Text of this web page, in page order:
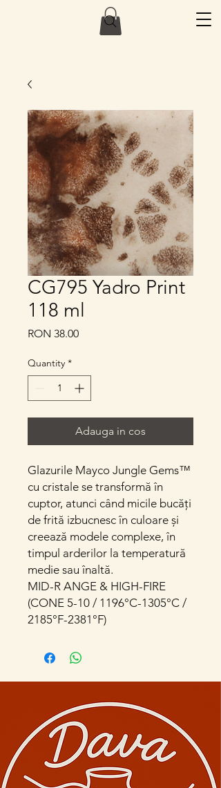
CG795 Yadro Print
118 ml
RON 38.00Price
Quantity *
Adauga in cos
Glazurile Mayco Jungle Gems™
cu cristale se transformă în
cuptor, atunci când micile bucăți
de frită izbucnesc în culoare și
creează modele complexe, în
timpul arderilor la temperatură
medie sau înaltă.
MID-R ANGE & HIGH-FIRE
(CONE 5-10 / 1196°C-1305°C /
2185°F-2381°F)